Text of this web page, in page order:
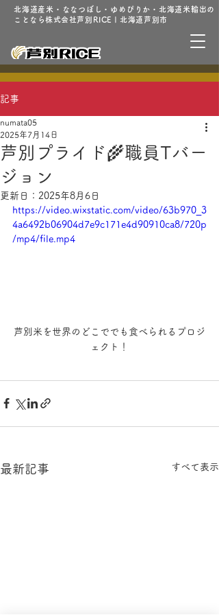
北海道産米・ななつぼし・ゆめぴりか・北海道米輸出の
ことなら株式会社芦別RICE | 北海道芦別市
記事
芦別プライド🌾職員Tバー
ジョン
numata05
2025年7月14日
更新日： 2025年8月6日
https://video.wixstatic.com/video/63b970_3
4a6492b06904d7e9c171e4d90910ca8/720p
/mp4/file.mp4
芦別米を世界のどこででも食べられるプロジ
ェクト！
最新記事 すべて表示